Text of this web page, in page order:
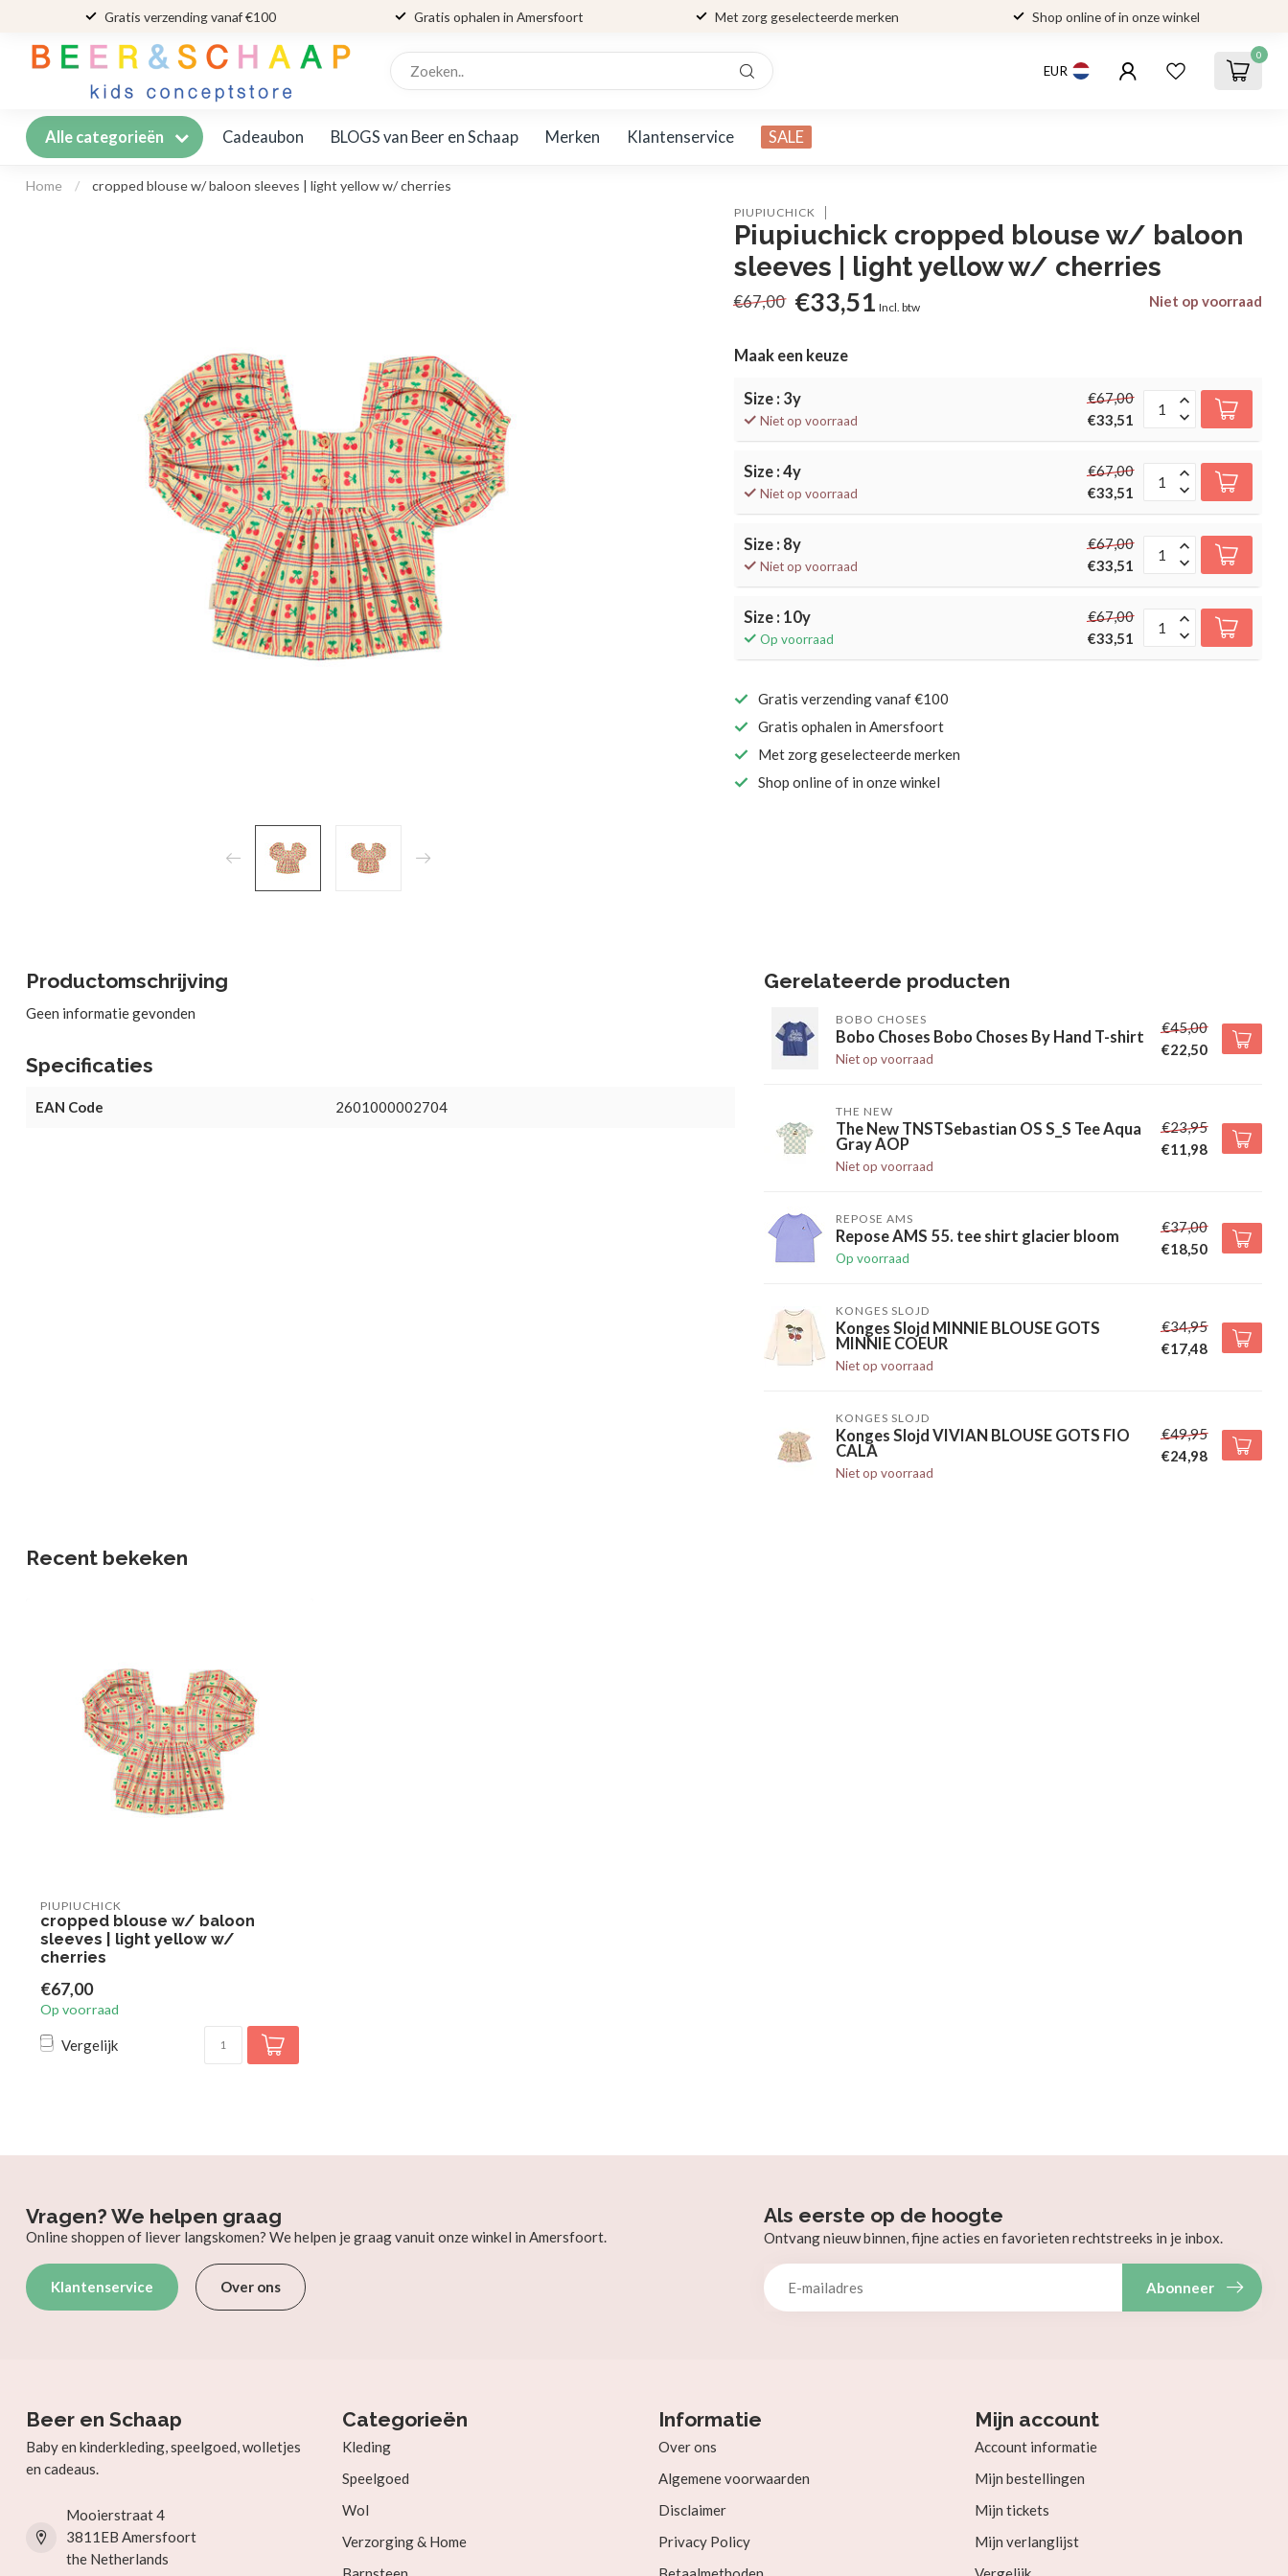
Gratis verzending vanaf €100 Gratis ophalen in Amersfoort Met zorg geselecteerde merken Shop online of in onze winkel
EUR
0
Alle categorieën Cadeaubon BLOGS van Beer en Schaap Merken Klantenservice SALE
Home / cropped blouse w/ baloon sleeves | light yellow w/ cherries
PIUPIUCHICK
Piupiuchick cropped blouse w/ baloon
sleeves | light yellow w/ cherries
€67,00 €33,51 Incl. btw Niet op voorraad
Maak een keuze
Size : 3y
Niet op voorraad
€67,00
€33,51
Size : 4y
Niet op voorraad
€67,00
€33,51
Size : 8y
Niet op voorraad
€67,00
€33,51
Size : 10y
Op voorraad
€67,00
€33,51
Gratis verzending vanaf €100
Gratis ophalen in Amersfoort
Met zorg geselecteerde merken
Shop online of in onze winkel
Productomschrijving
Geen informatie gevonden
Specificaties
EAN Code 2601000002704
Gerelateerde producten
BOBO CHOSES
Bobo Choses Bobo Choses By Hand T-shirt
Niet op voorraad
€45,00
€22,50
THE NEW
The New TNSTSebastian OS S_S Tee Aqua
Gray AOP
Niet op voorraad
€23,95
€11,98
REPOSE AMS
Repose AMS 55. tee shirt glacier bloom
Op voorraad
€37,00
€18,50
KONGES SLOJD
Konges Slojd MINNIE BLOUSE GOTS
MINNIE COEUR
Niet op voorraad
€34,95
€17,48
KONGES SLOJD
Konges Slojd VIVIAN BLOUSE GOTS FIO
CALA
Niet op voorraad
€49,95
€24,98
Recent bekeken
PIUPIUCHICK
cropped blouse w/ baloon
sleeves | light yellow w/
cherries
€67,00
Op voorraad
Vergelijk
Vragen? We helpen graag
Online shoppen of liever langskomen? We helpen je graag vanuit onze winkel in Amersfoort.
Klantenservice Over ons
Als eerste op de hoogte
Ontvang nieuw binnen, fijne acties en favorieten rechtstreeks in je inbox.
Abonneer
Beer en Schaap
Baby en kinderkleding, speelgoed, wolletjes
en cadeaus.
Mooierstraat 4
3811EB Amersfoort
the Netherlands
Categorieën
Kleding
Speelgoed
Wol
Verzorging & Home
Informatie
Over ons
Algemene voorwaarden
Disclaimer
Privacy Policy
Mijn account
Account informatie
Mijn bestellingen
Mijn tickets
Mijn verlanglijst